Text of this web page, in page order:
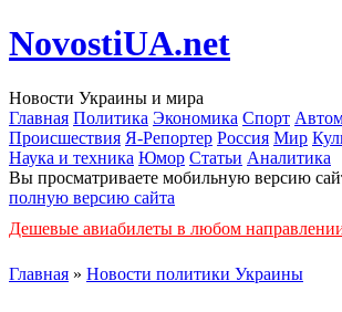
NovostiUA.net
Новости Украины и мира
Главная Политика Экономика Спорт
Происшествия Я-Репортер Россия Мир
Наука и техника Юмор Статьи Аналитика
Вы просматриваете мобильную версию
полную версию сайта
Дешевые авиабилеты в любом
Главная » Новости политики Украины